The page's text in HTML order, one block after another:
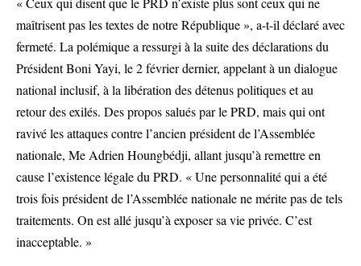
maîtrisent pas les textes de notre République », a-t-il déclaré avec
fermeté. La polémique a ressurgi à la suite des déclarations du
Président Boni Yayi, le 2 février dernier, appelant à un dialogue
national inclusif, à la libération des détenus politiques et au
retour des exilés. Des propos salués par le PRD, mais qui ont
ravivé les attaques contre l’ancien président de l’Assemblée
nationale, Me Adrien Houngbédji, allant jusqu’à remettre en
cause l’existence légale du PRD. « Une personnalité qui a été
trois fois président de l’Assemblée nationale ne mérite pas de tels
traitements. On est allé jusqu’à exposer sa vie privée. C’est
inacceptable. »